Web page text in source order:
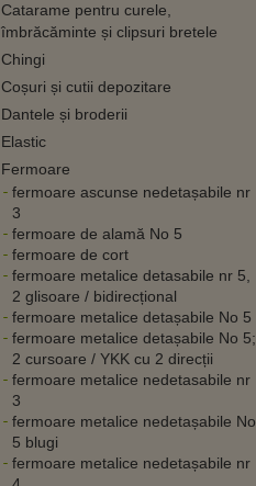
Catarame pentru curele,
îmbrăcăminte și clipsuri bretele
Chingi
Coșuri și cutii depozitare
Dantele și broderii
Elastic
Fermoare
fermoare ascunse nedetașabile nr
3
fermoare de alamă No 5
fermoare de cort
fermoare metalice detasabile nr 5,
2 glisoare / bidirecțional
fermoare metalice detașabile No 5
fermoare metalice detașabile No 5;
2 cursoare / YKK cu 2 direcții
fermoare metalice nedetasabile nr
3
fermoare metalice nedetașabile No
5 blugi
fermoare metalice nedetașabile nr